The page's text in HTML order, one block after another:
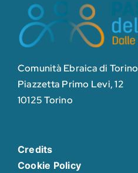
Comunità Ebraica di Torino
Piazzetta Primo Levi, 12
10125 Torino
Credits
Cookie Policy